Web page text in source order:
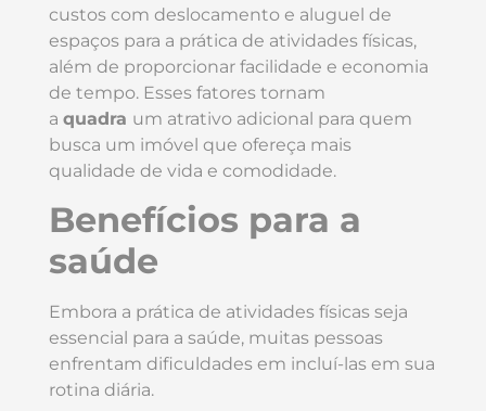
custos com deslocamento e aluguel de
espaços para a prática de atividades físicas,
além de proporcionar facilidade e economia
de tempo. Esses fatores tornam
a quadra um atrativo adicional para quem
busca um imóvel que ofereça mais
qualidade de vida e comodidade.
Benefícios para a
saúde
Embora a prática de atividades físicas seja
essencial para a saúde, muitas pessoas
enfrentam dificuldades em incluí-las em sua
rotina diária.